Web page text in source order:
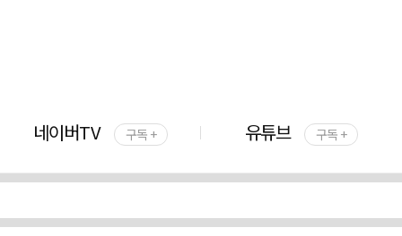
네이버TV 구독 + 유튜브 구독 +